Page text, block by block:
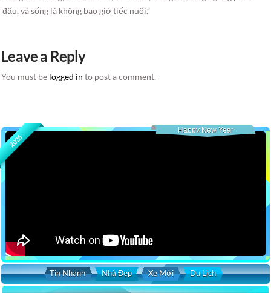
đấu, và sống là không bao giờ tiếc nuối.”
Leave a Reply
You must be logged in to post a comment.
2026
Happy New Year
Tin Nhanh Nhà Đẹp Xe Mới Du Lịch